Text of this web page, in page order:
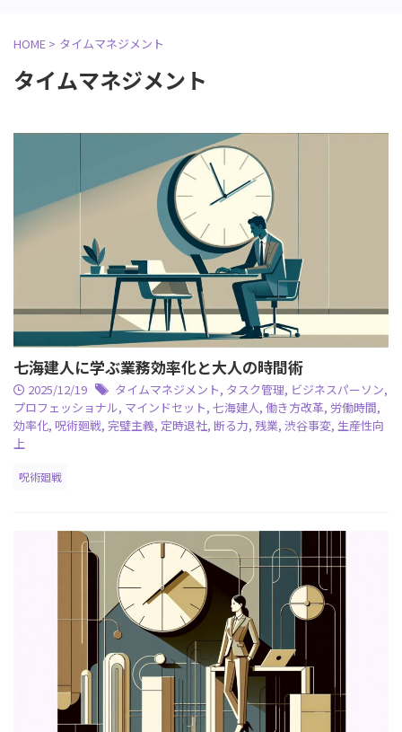
HOME > タイムマネジメント
タイムマネジメント
七海建人に学ぶ業務効率化と大人の時間術
2025/12/19 タイムマネジメント, タスク管理, ビジネスパーソン,
プロフェッショナル, マインドセット, 七海建人, 働き方改革, 労働時間,
効率化, 呪術廻戦, 完璧主義, 定時退社, 断る力, 残業, 渋谷事変, 生産性向
上
呪術廻戦